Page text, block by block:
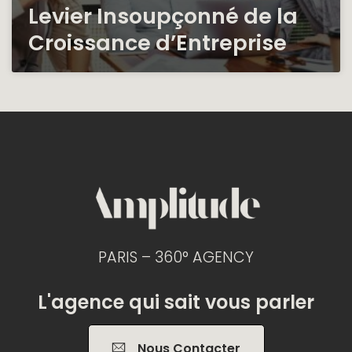
Levier Insoupçonné de la
Croissance d’Entreprise
PARIS – 360° AGENCY
L'agence qui sait vous parler